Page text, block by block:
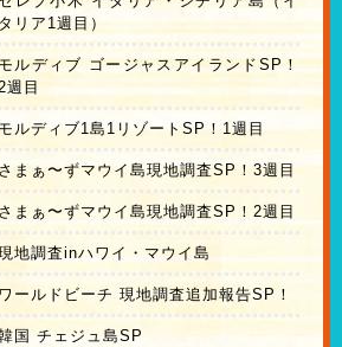
タリア1週目）
ルディブ ゴージャスアイランドSP！
週目
ルディブ1島1リゾートSP！1週目
さまぁ〜ずマウイ島現地調査SP！3週目
さまぁ〜ずマウイ島現地調査SP！2週目
地調査inハワイ・マウイ島
ワールドビーチ 現地調査追加報告SP！
国 チェジュ島SP